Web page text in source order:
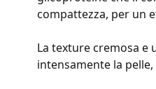
compattezza, per un
La texture cremosa e
intensamente la